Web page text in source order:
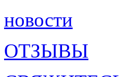
новости
ОТЗЫВЫ